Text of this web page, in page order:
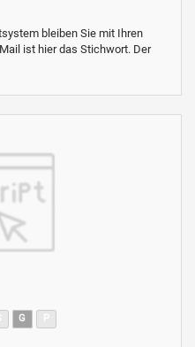
bleiben Sie mit Ihren
ist hier das Stichwort. Der
G